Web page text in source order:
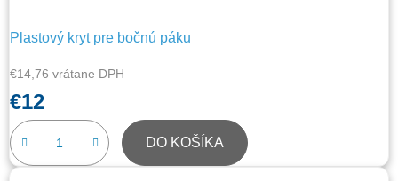
Plastový kryt pre bočnú páku
€14,76 vrátane DPH
€12
DO KOŠÍKA